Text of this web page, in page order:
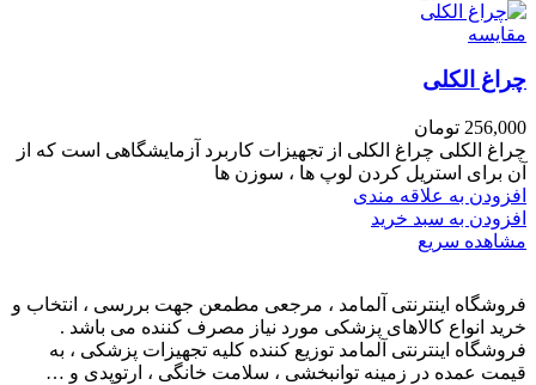
مقایسه
چراغ الکلی
256,000 تومان
چراغ الکلی چراغ الکلی از تجهیزات کاربرد آزمایشگاهی است که از
آن برای استریل کردن لوپ ها ، سوزن ها
افزودن به علاقه مندی
افزودن به سبد خرید
مشاهده سریع
فروشگاه اینترنتی آلمامد ، مرجعی مطمعن جهت بررسی ، انتخاب و
خرید انواع کالاهای پزشکی مورد نیاز مصرف کننده می باشد .
فروشگاه اینترنتی آلمامد توزیع کننده کلیه تجهیزات پزشکی ، به
قیمت عمده در زمینه توانبخشی ، سلامت خانگی ، ارتوپدی و …